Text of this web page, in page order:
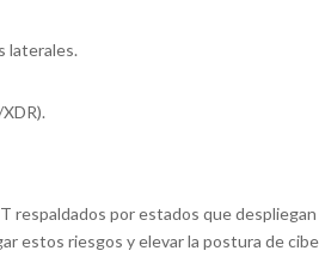
laterales.
respaldados por estados que
estos riesgos y elevar la postura de